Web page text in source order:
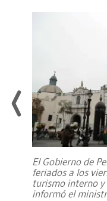
El Gobierno de
feriados a los
turismo interno
informó el